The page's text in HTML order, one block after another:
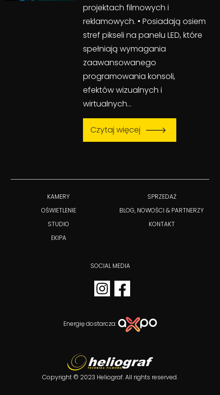
projektach filmowych i
reklamowych. • Posiadają osiem
stref pikseli na panelu LED, które
spełniają wymagania
zaawansowanego
programowania konsoli,
efektów wizualnych i
wirtualnych…
Czytaj więcej
KAMERY
OŚWIETLENIE
STUDIO
EKIPA
SPRZEDAŻ
BLOG, NOWOŚCI & PARTNERZY
KONTAKT
Copyright © 2023 Heliograf. All rights reserved.
SOCIAL MEDIA
Energię dostarcza: